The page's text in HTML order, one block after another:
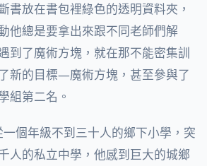
書放在書包裡綠色的透明資料夾，
他總是要拿出來跟不同老師們解
到了魔術方塊，就在那不能密集訓
新的目標—魔術方塊，甚至參與了
組第二名。
個年級不到三十人的鄉下小學，突
人的私立中學，他感到巨大的城鄉